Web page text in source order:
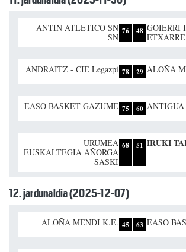
ANTIN ATLETICO SN
SN
76 48 GOIERRI
ETXARRE
ANDRAITZ - CIE Legazpi 78 29 ALOÑA
EASO BASKET GAZUME 75 60
URUMEA
EUSKALTEGIA AÑORGA
SASKI
68 51 IRUKI
12. jardunaldia (2025-12-07)
ALOÑA MENDI K.E. 45 63 EASO